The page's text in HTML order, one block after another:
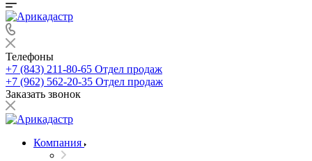
Телефоны
+7 (843) 211-80-65 Отдел продаж
+7 (962) 562-20-35 Отдел продаж
Заказать звонок
Компания